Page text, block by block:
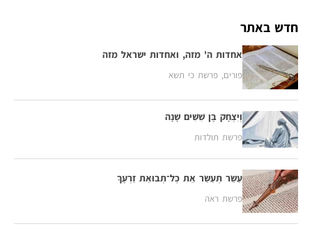
חדש באתר
אחדות ה' מזה, ואחדות ישראל מזה
פורים, פרשת כי תשא
וְיִצְחָק בֶּן שִׁשִּׁים שָׁנָה
פרשת תולדות
עַשֵּׂר תְּעַשֵּׂר אֵת כׇּל־תְּבוּאַת זַרְעֶךָ
פרשת ראה